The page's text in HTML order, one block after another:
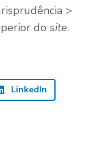
>
do site.
LinkedIn